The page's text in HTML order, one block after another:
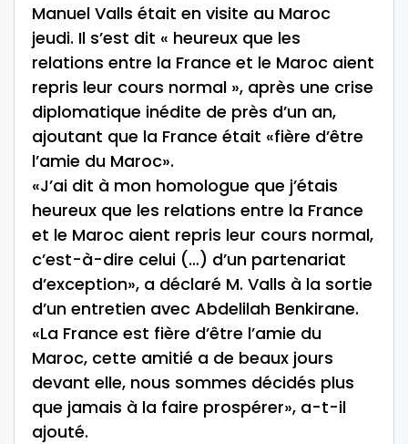
Manuel Valls était en visite au Maroc
jeudi. Il s’est dit « heureux que les
relations entre la France et le Maroc aient
repris leur cours normal », après une crise
diplomatique inédite de près d’un an,
ajoutant que la France était «fière d’être
l’amie du Maroc».
«J’ai dit à mon homologue que j’étais
heureux que les relations entre la France
et le Maroc aient repris leur cours normal,
c’est-à-dire celui (…) d’un partenariat
d’exception», a déclaré M. Valls à la sortie
d’un entretien avec Abdelilah Benkirane.
«La France est fière d’être l’amie du
Maroc, cette amitié a de beaux jours
devant elle, nous sommes décidés plus
que jamais à la faire prospérer», a-t-il
ajouté.